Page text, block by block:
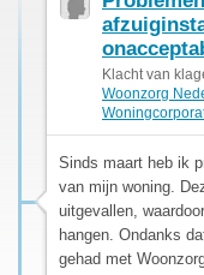
Klacht van
Woonzorg
Sinds maart heb ik
van mijn woning.
uitgevallen,
hangen. Ondanks
gehad met